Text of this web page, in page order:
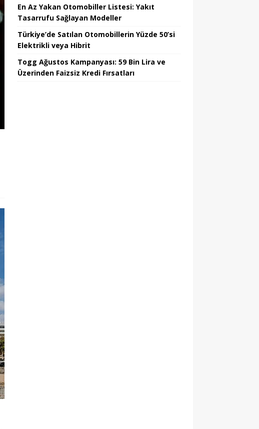
En Az Yakan Otomobiller Listesi: Yakıt
Tasarrufu Sağlayan Modeller
Türkiye’de Satılan Otomobillerin Yüzde 50’si
Elektrikli veya Hibrit
Togg Ağustos Kampanyası: 59 Bin Lira ve
Üzerinden Faizsiz Kredi Fırsatları